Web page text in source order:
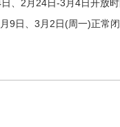
、2月24日-3月4日开放
9日、3月2日(周一)正常